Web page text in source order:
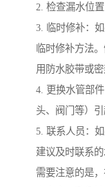
2. 检查漏水位
3. 临时修补：
临时修补方法
用防水胶带或密
4. 更换水管部
头、阀门等）引
5. 联系人员：
建议及时联系
需要注意的是